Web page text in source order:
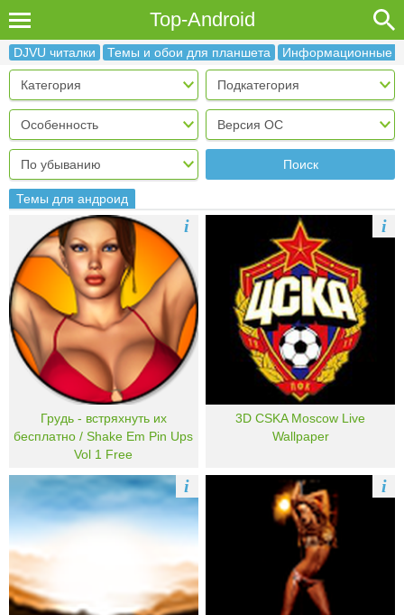
Top-Android
DJVU читалки Темы и обои для планшета Информационные
Поиск
Темы для андроид
Грудь - встряхнуть их
бесплатно / Shake Em Pin Ups
Vol 1 Free
i
3D CSKA Moscow Live
Wallpaper
i
i i